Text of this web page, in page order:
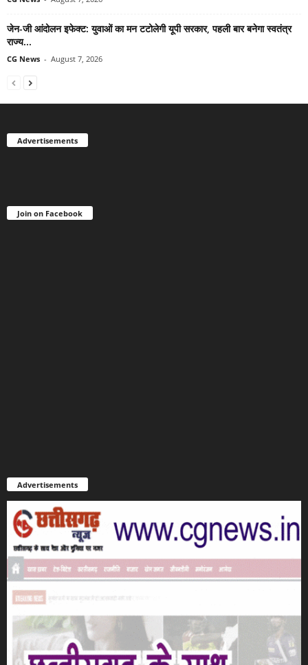
जेन-जी आंदोलन इफेक्ट: युवाओं का मन टटोलेगी यूपी सरकार, पहली बार बनेगा स्वतंत्र
राज्य...
CG News - August 7, 2026
Advertisements
Join on Facebook
Advertisements